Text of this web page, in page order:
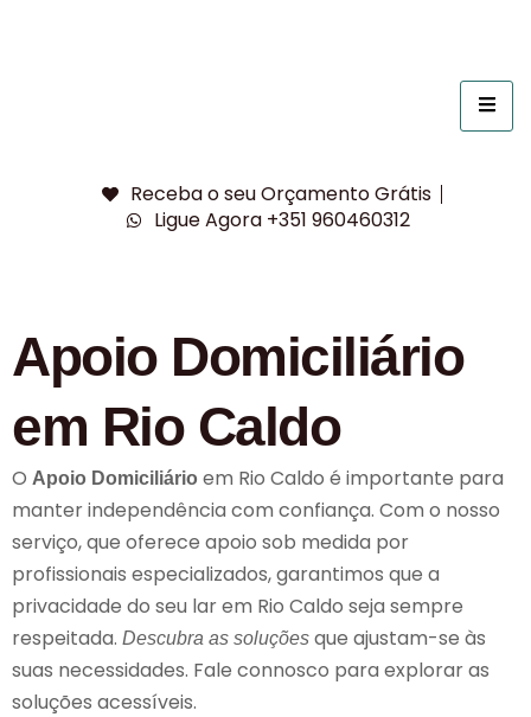
Receba o seu Orçamento Grátis
Ligue Agora +351 960460312
Apoio Domiciliário
em Rio Caldo
O Apoio Domiciliário em Rio Caldo é importante para
manter independência com confiança. Com o nosso
serviço, que oferece apoio sob medida por
profissionais especializados, garantimos que a
privacidade do seu lar em Rio Caldo seja sempre
respeitada. Descubra as soluções que ajustam-se às
suas necessidades. Fale connosco para explorar as
soluções acessíveis.